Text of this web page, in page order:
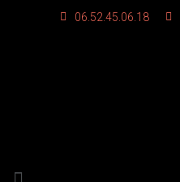
06.52.45.06.18